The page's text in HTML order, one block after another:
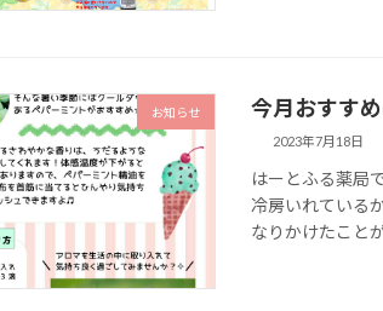
お知らせ 今月おすす
2023年7月18日
はーとふる薬局
冷房いれている
なりかけたこと